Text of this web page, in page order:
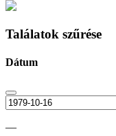
Találatok szűrése
Dátum
—